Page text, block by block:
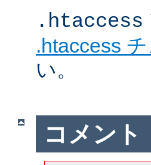
.htaccess
.htaccess
い。
コメント